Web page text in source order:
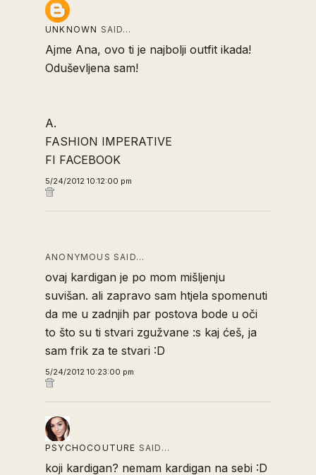
UNKNOWN SAID…
Ajme Ana, ovo ti je najbolji outfit ikada!
Oduševljena sam!
A.
FASHION IMPERATIVE
FI FACEBOOK
5/24/2012 10:12:00 pm
ANONYMOUS SAID…
ovaj kardigan je po mom mišljenju
suvišan. ali zapravo sam htjela spomenuti
da me u zadnjih par postova bode u oči
to što su ti stvari zgužvane :s kaj ćeš, ja
sam frik za te stvari :D
5/24/2012 10:23:00 pm
PSYCHOCOUTURE SAID…
koji kardigan? nemam kardigan na sebi :D